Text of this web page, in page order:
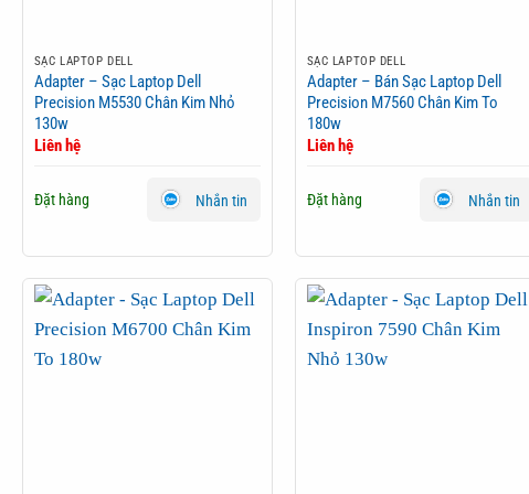
SẠC LAPTOP DELL
Adapter – Sạc Laptop Dell
Precision M5530 Chân Kim Nhỏ
130w
Liên hệ
Đặt hàng Nhắn tin
SẠC LAPTOP DELL
Adapter – Bán Sạc Laptop Dell
Precision M7560 Chân Kim To
180w
Liên hệ
Đặt hàng Nhắn tin